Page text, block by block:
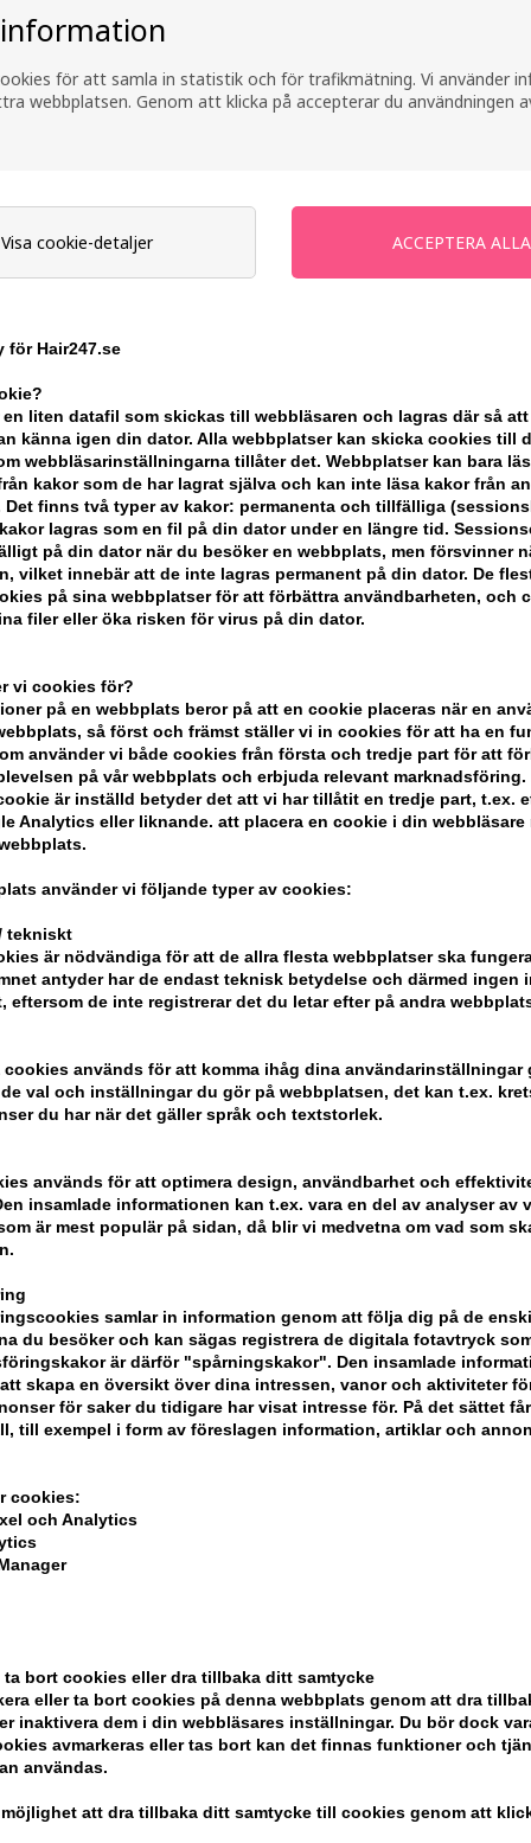
för att samla in statistik och för trafikmätning. Vi använder
webbplatsen. Genom att klicka på accepterar du användningen
Visa cookie-detaljer
för Hair247.se
en liten datafil som skickas till webbläsaren och lagras där så att
känna igen din dator. Alla webbplatser kan skicka cookies till
webbläsarinställningarna tillåter det. Webbplatser kan bara
kakor som de har lagrat själva och kan inte läsa kakor från
Det finns två typer av kakor: permanenta och tillfälliga
lagras som en fil på din dator under en längre tid.
på din dator när du besöker en webbplats, men försvinner
vilket innebär att de inte lagras permanent på din dator. De
på sina webbplatser för att förbättra användbarheten, och
filer eller öka risken för virus på din dator.
vi cookies för?
på en webbplats beror på att en cookie placeras när en
så först och främst ställer vi in ​​cookies för att ha en
använder vi både cookies från första och tredje part för att
på vår webbplats och erbjuda relevant marknadsföring.
är inställd betyder det att vi har tillåtit en tredje part, t.ex.
Analytics eller liknande. att placera en cookie i din webbläsare
använder vi följande typer av cookies:
tekniskt
är nödvändiga för att de allra flesta webbplatser ska
antyder har de endast teknisk betydelse och därmed ingen
eftersom de inte registrerar det du letar efter på andra
används för att komma ihåg dina användarinställningar
val och inställningar du gör på webbplatsen, det kan t.ex.
du har när det gäller språk och textstorlek.
används för att optimera design, användbarhet och
insamlade informationen kan t.ex. vara en del av analyser av
är mest populär på sidan, då blir vi medvetna om vad som
samlar in information genom att följa dig på de
du besöker och kan sägas registrera de digitala fotavtryck
är därför "spårningskakor". Den insamlade
skapa en översikt över dina intressen, vanor och aktiviteter
för saker du tidigare har visat intresse för. På det sättet
till exempel i form av föreslagen information, artiklar och
cookies:
och Analytics
ta bort cookies eller dra tillbaka ditt samtycke
eller ta bort cookies på denna webbplats genom att dra
inaktivera dem i din webbläsares inställningar. Du bör dock
avmarkeras eller tas bort kan det finnas funktioner och
användas.
att dra tillbaka ditt samtycke till cookies genom att
pris:
30.07.26 -
Erbjudandet gäller: 30.07.26 -
13.08.26
13.08.26
Amber
350ml
pris:
Philip B Russian Amber
Imperial Conditioner
Creme 178ml
Tidigare lägsta pris:
2.028,00
SEK
Philip B
Tidigare
Wood One
60ml
142,00
30.07.26 -
Philip B Santa Fe Hair +
Body Shampoo 350 ml
500,00
SEK
Erbjudandet gäller: 30.07.26 -
13.08.26
Philip B
304,00
13.08.26
in
pris: 405,00
30.07.26 -
150ml
Tidigare lägsta pris: 594,00
445,00 SEK
Erbjudandet gäller: 30.07.26 -
13.08.26
Tidigare
195,00
13.08.26